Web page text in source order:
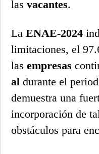
lasvacantes.
LaENAE-2024
limitaciones, el
lasempresas
al durante el
demuestra una
incorporación de
obstáculos para